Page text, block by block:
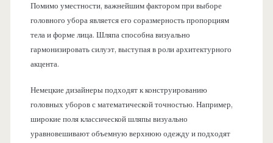
Помимо уместности, важнейшим фактором при выборе
головного убора является его соразмерность пропорциям
тела и форме лица. Шляпа способна визуально
гармонизировать силуэт, выступая в роли архитектурного
акцента.
Немецкие дизайнеры подходят к конструированию
головных уборов с математической точностью. Например,
широкие поля классической шляпы визуально
уравновешивают объемную верхнюю одежду и подходят